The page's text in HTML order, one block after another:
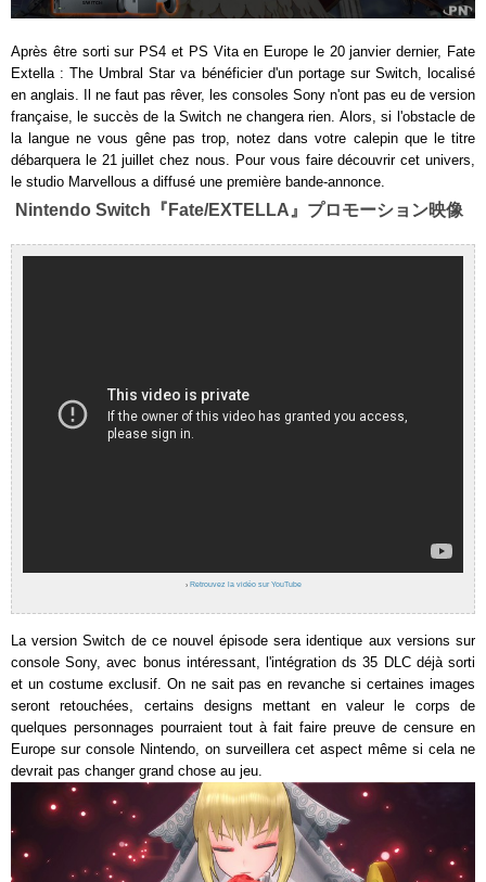
Après être sorti sur PS4 et PS Vita en Europe le 20 janvier dernier, Fate
Extella : The Umbral Star va bénéficier d'un portage sur Switch, localisé
en anglais. Il ne faut pas rêver, les consoles Sony n'ont pas eu de version
française, le succès de la Switch ne changera rien. Alors, si l'obstacle de
la langue ne vous gêne pas trop, notez dans votre calepin que le titre
débarquera le 21 juillet chez nous. Pour vous faire découvrir cet univers,
le studio Marvellous a diffusé une première bande-annonce.
Nintendo Switch『Fate/EXTELLA』プロモーション映像
› Retrouvez la vidéo sur YouTube
La version Switch de ce nouvel épisode sera identique aux versions sur
console Sony, avec bonus intéressant, l'intégration ds 35 DLC déjà sorti
et un costume exclusif. On ne sait pas en revanche si certaines images
seront retouchées, certains designs mettant en valeur le corps de
quelques personnages pourraient tout à fait faire preuve de censure en
Europe sur console Nintendo, on surveillera cet aspect même si cela ne
devrait pas changer grand chose au jeu.